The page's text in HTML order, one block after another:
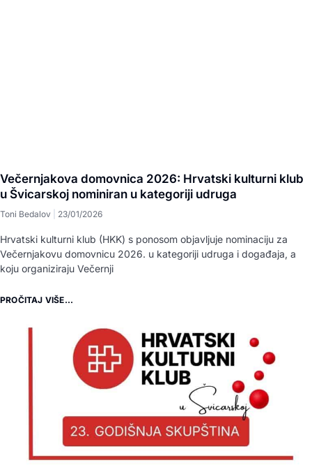
Večernjakova domovnica 2026: Hrvatski kulturni klub
u Švicarskoj nominiran u kategoriji udruga
Toni Bedalov 23/01/2026
Hrvatski kulturni klub (HKK) s ponosom objavljuje nominaciju za
Večernjakovu domovnicu 2026. u kategoriji udruga i događaja, a
koju organiziraju Večernji
PROČITAJ VIŠE...